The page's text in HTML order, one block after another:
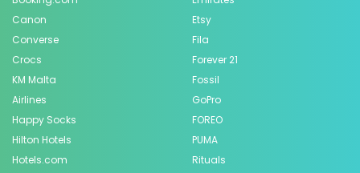
Canon
Converse
Crocs
KM Malta
Airlines
Etsy
Fila
Forever 21
Fossil
GoPro
Happy Socks
Hilton Hotels
Hotels.com
FOREO
PUMA
Rituals